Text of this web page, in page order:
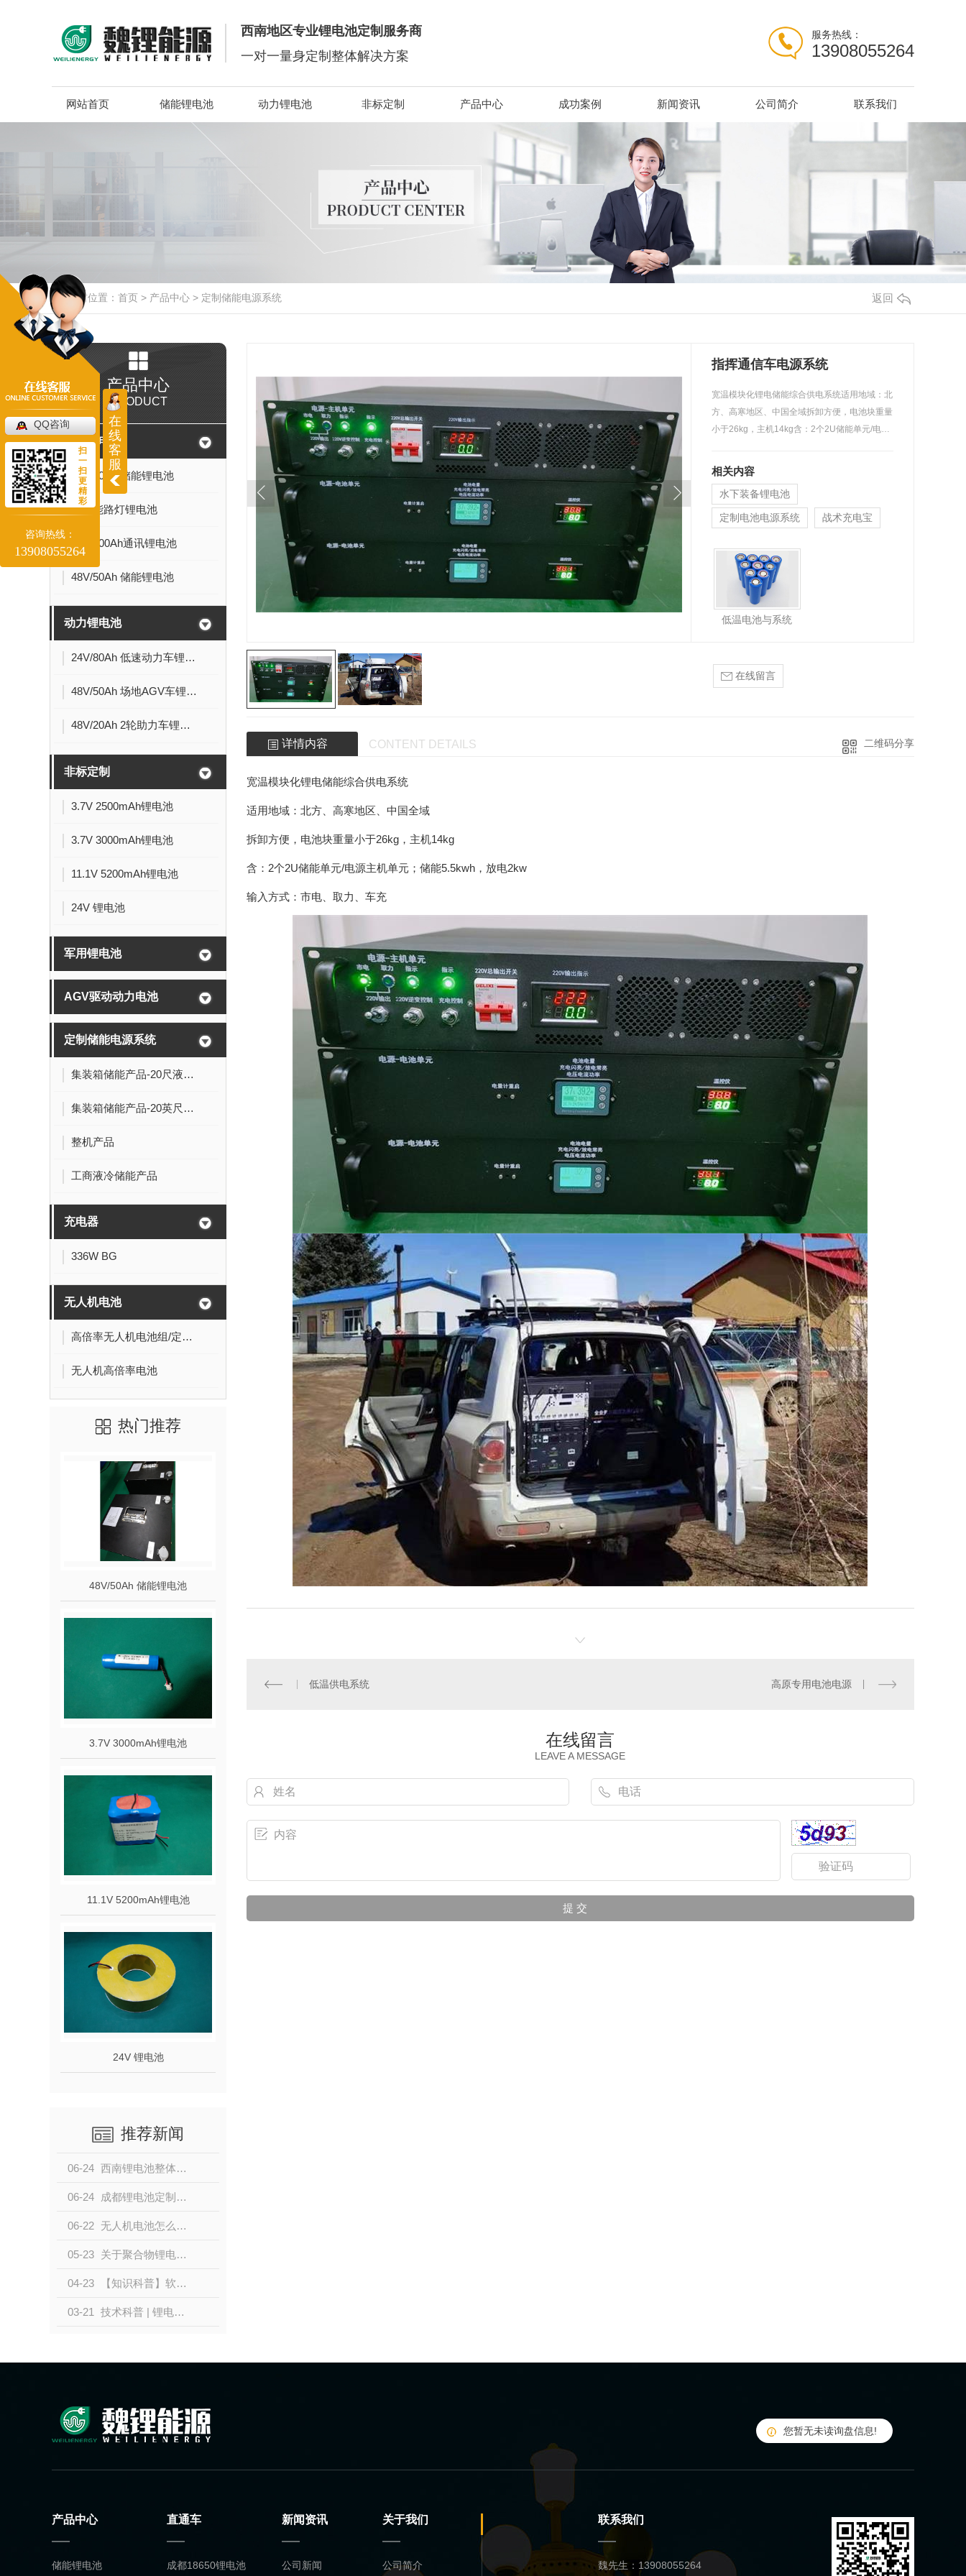
西南地区专业锂电池定制服务商
一对一量身定制整体解决方案
服务热线：
13908055264
网站首页 储能锂电池 动力锂电池 非标定制 产品中心 成功案例 新闻资讯 公司简介 联系我们
当前位置： 首页 > 产品中心 > 定制储能电源系统 返回
产品中心
PRODUCT
储能锂电池
24V/20Ah 储能锂电池
太阳能路灯锂电池
48V/100Ah通讯锂电池
48V/50Ah 储能锂电池
动力锂电池
24V/80Ah 低速动力车锂电池
48V/50Ah 场地AGV车锂电池
48V/20Ah 2轮助力车锂电池
非标定制
3.7V 2500mAh锂电池
3.7V 3000mAh锂电池
11.1V 5200mAh锂电池
24V 锂电池
军用锂电池
AGV驱动动力电池
定制储能电源系统
集装箱储能产品-20尺液冷电池舱:5MWh-0.5P
集装箱储能产品-20英尺液冷电池舱
整机产品
工商液冷储能产品
充电器
336W BG
无人机电池
高倍率无人机电池组/定制无人机电池
无人机高倍率电池
热门推荐
48V/50Ah 储能锂电池
3.7V 3000mAh锂电池
11.1V 5200mAh锂电池
24V 锂电池
推荐新闻
06-24 西南锂电池整体解决方案定制，认准成都魏锂新能源，本地锂电池厂家按需定制
06-24 成都锂电池定制哪家靠谱？魏锂新能源，西南专业锂电池定制源头厂家
06-22 无人机电池怎么选？高倍率长续航锂电池选型技巧，成都魏锂新能源为您解答
05-23 关于聚合物锂电池的特点和原理是什么？？
04-23 【知识科普】软包锂电池的优点特点！！！
03-21 技术科普 | 锂电池知识科普
指挥通信车电源系统
宽温模块化锂电储能综合供电系统适用地域：北
方、高寒地区、中国全域拆卸方便，电池块重量
小于26kg，主机14kg含：2个2U储能单元/电…
相关内容
水下装备锂电池
定制电池电源系统 战术充电宝
低温电池与系统
在线留言
详情内容 CONTENT DETAILS 二维码分享
宽温模块化锂电储能综合供电系统
适用地域：北方、高寒地区、中国全域
拆卸方便，电池块重量小于26kg，主机14kg
含：2个2U储能单元/电源主机单元；储能5.5kwh，放电2kw
输入方式：市电、取力、车充
低温供电系统 高原专用电池电源
在线留言
LEAVE A MESSAGE
您暂无未读询盘信息!
产品中心
储能锂电池
直通车
成都18650锂电池
新闻资讯
公司新闻
关于我们
公司简介
联系我们
魏先生：13908055264
在
线
客
服
QQ咨询
扫
一
扫
更
精
彩
咨询热线：
13908055264